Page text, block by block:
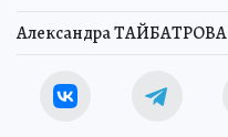
Александра ТАЙБАТРОВА